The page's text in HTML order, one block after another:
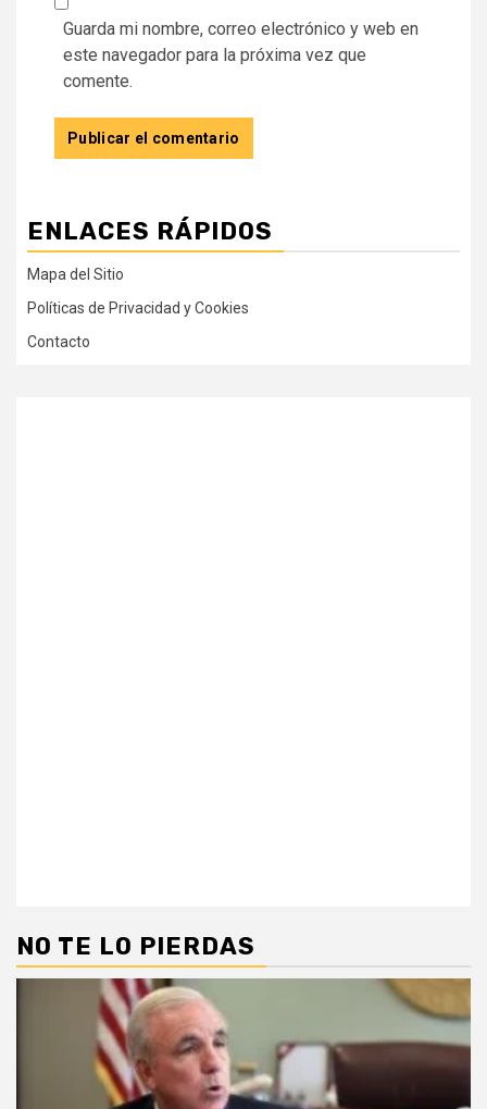
Guarda mi nombre, correo electrónico y web en
este navegador para la próxima vez que
comente.
ENLACES RÁPIDOS
Mapa del Sitio
Políticas de Privacidad y Cookies
Contacto
NO TE LO PIERDAS